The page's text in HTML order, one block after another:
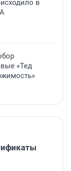
в
«Тед